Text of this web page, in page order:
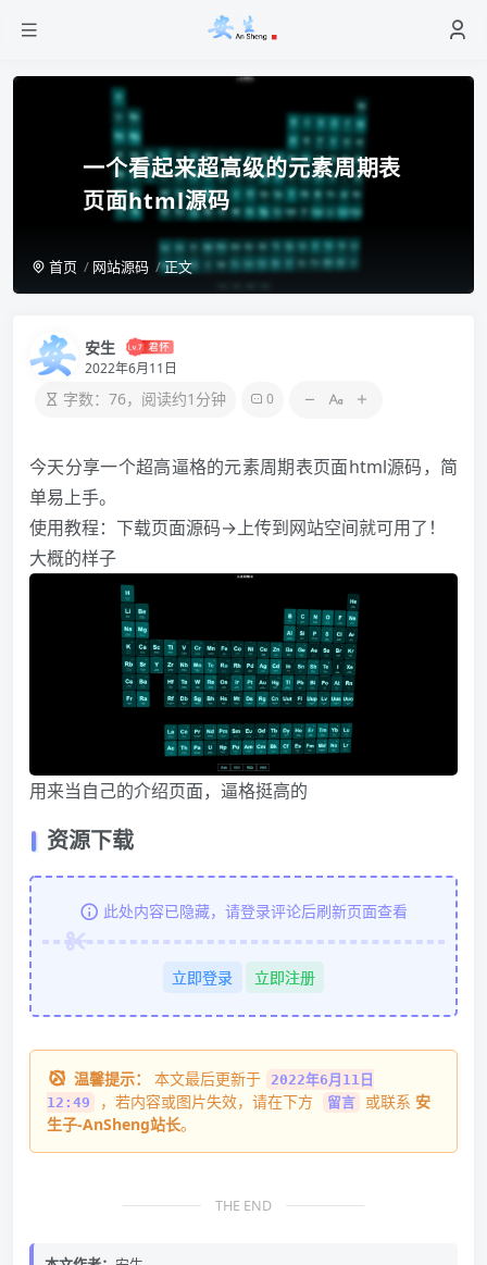
一个看起来超高级的元素周期表
页面html源码
首页 网站源码 正文
安生
2022年6月11日
字数：76，阅读约1分钟 0
今天分享一个超高逼格的元素周期表页面html源码，简
单易上手。
使用教程：下载页面源码→上传到网站空间就可用了！
大概的样子
用来当自己的介绍页面，逼格挺高的
资源下载
此处内容已隐藏，请登录评论后刷新页面查看
立即登录 立即注册
温馨提示： 本文最后更新于
2022年6月11日
12:49
，若内容或图片失效，请在下方 留言 或联系 安
生子-AnSheng站长。
THE END